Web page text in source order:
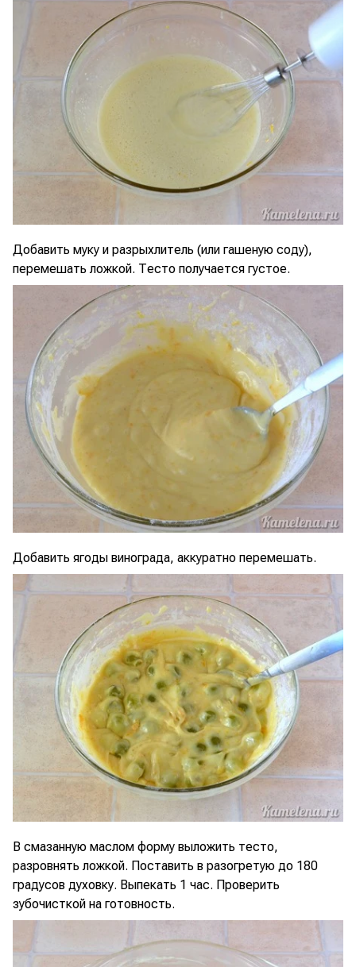
Добавить муку и разрыхлитель (или гашеную соду),
перемешать ложкой. Тесто получается густое.
Добавить ягоды винограда, аккуратно перемешать.
В смазанную маслом форму выложить тесто,
разровнять ложкой. Поставить в разогретую до 180
градусов духовку. Выпекать 1 час. Проверить
зубочисткой на готовность.